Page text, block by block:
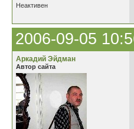
Неактивен
2006-09-05
Аркадий Эйдман
Автор сайта